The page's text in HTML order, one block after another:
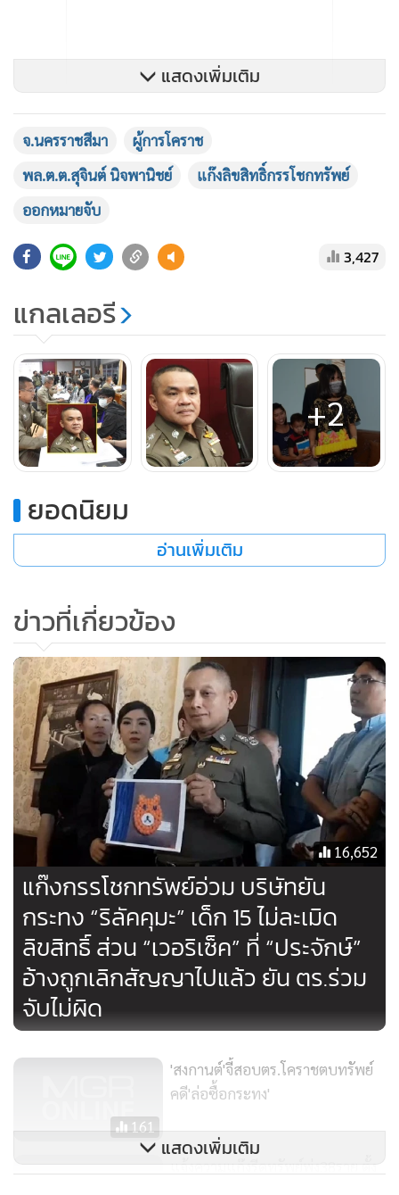
ล่าสุดพนักงานสอบสวนกำลังเร่งรวบรวมพยานหลักฐานทั้งหมด
ลิขสิทธิ์ตัวการ์ตูนที่เกี่ยวข้อง โดยมั่นใจว่าภายในสัปดาห์นี้จะ
สามารถรวบรวมพยานหลักฐานออกหมายเรียก หรืออาจยื่นขอ
ศาลอนุมัติหมายจับผู้ที่เกี่ยวข้องได้ ทั้งนี้ขึ้นอยู่กับพยานหลักฐาน
โดยจนถึงขณะนี้มีผู้ที่เข้าแจ้งความร้องทุกข์ต่อพนักงานสอบสวน
แล้วรวมประมาณกว่า 40 ราย
ทั้งนี้ ในส่วนของการตั้งคณะกรรมการสอบสวนตำรวจชุดเข้า
จับกุมสินค้าละเมิดลิขสิทธิ์และเรียกค่าเสียหาย ได้มอบหมายให้
พ.ต.อ.สนธยา แต่งแดงเพชร รองผบก.ภ.จว.นครราชสีมา เป็น
ประธานคณะกรรมการสอบสวนแล้ว ทั้งนี้เพื่อความโปร่งใส และ
เป็นธรรมแก่ทุกฝ่าย
ขณะที่ น้องเอ (นามสมมติ) อายุ 15 ปี เยาวชนหญิงที่ตกเป็น
เหยื่อถูกตัวแทนลิขสิทธิ์ล่อซื้อจับกุมกระทงลายการ์ตูนและ
กรรโชกทรัพย์ ได้เตรียมนำกระทงที่ทำขึ้นมาจากอาหารปลาและ
ขนมปังกรวยไอศกรีมหลากหลายสีสัน นำไปขายในงานลอย
กระทงที่หน้าศูนย์การค้าเซ็นทรัลพลาซานครราชสีมา ในช่วงเย็น
ประชาชนจำนวนมากที่เดินทางไปเที่ยวงานลอยกระทงในคืนนี้
แสดงเพิ่มเติม
จ.นครราชสีมา
ผู้การโคราช
พล.ต.ต.สุจินต์ นิจพานิชย์
แก๊งลิขสิทธิ์กรรโชกทรัพย์
ออกหมายจับ
3,427
แกลเลอรี
+2
ยอดนิยม
อ่านเพิ่มเติม
ข่าวที่เกี่ยวข้อง
16,652
แก๊งกรรโชกทรัพย์อ่วม บริษัทยัน
กระทง “ริลัคคุมะ” เด็ก 15 ไม่ละเมิด
ลิขสิทธิ์ ส่วน “เวอริเซ็ค” ที่ “ประจักษ์”
อ้างถูกเลิกสัญญาไปแล้ว ยัน ตร.ร่วม
จับไม่ผิด
161
'สงกานต์'จี้สอบตร.โคราชตบทรัพย์
คดี'ล่อซื้อกระทง'
แจ้งความแก๊งรีดทรัพย์พุ่ง38ราย ตั้ง
แสดงเพิ่มเติม